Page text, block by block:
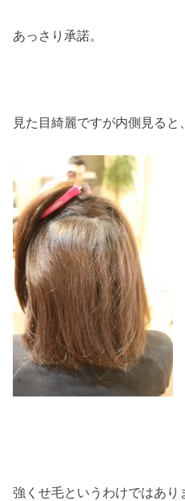
あっさり承諾。
見た目綺麗ですが内側見ると
強くせ毛というわけではあ